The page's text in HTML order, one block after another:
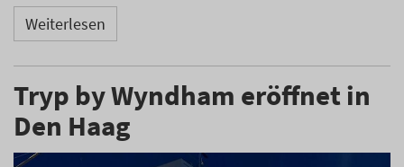
Weiterlesen
Tryp by Wyndham eröffnet in
Den Haag